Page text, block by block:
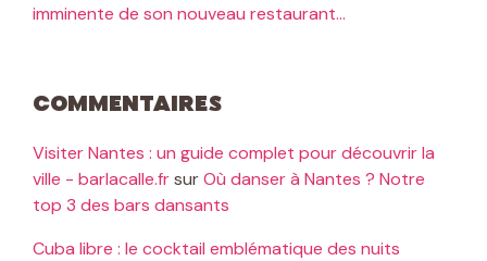
imminente de son nouveau restaurant…
Commentaires
Visiter Nantes : un guide complet pour découvrir la
ville - barlacalle.frsurOù danser à Nantes ? Notre
top 3 des bars dansants
Cuba libre : le cocktail emblématique des nuits